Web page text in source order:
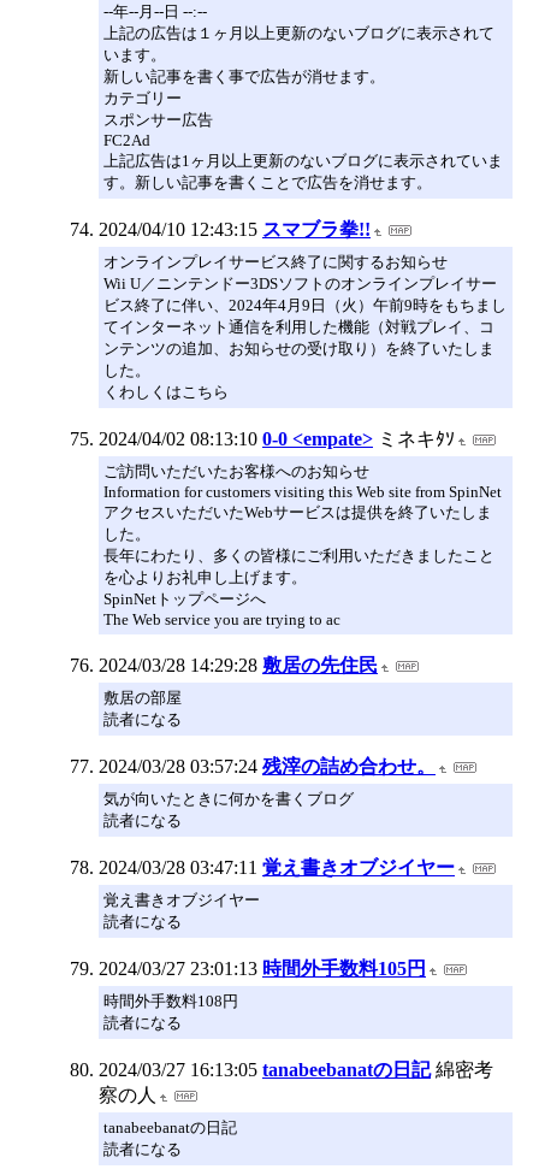
--年--月--日 --:--
上記の広告は１ヶ月以上更新のないブログに表示されて
います。
新しい記事を書く事で広告が消せます。
カテゴリー
スポンサー広告
FC2Ad
上記広告は1ヶ月以上更新のないブログに表示されていま
す。新しい記事を書くことで広告を消せます。
2024/04/10 12:43:15 スマブラ拳!!
オンラインプレイサービス終了に関するお知らせ
Wii U／ニンテンドー3DSソフトのオンラインプレイサー
ビス終了に伴い、2024年4月9日（火）午前9時をもちまし
てインターネット通信を利用した機能（対戦プレイ、コ
ンテンツの追加、お知らせの受け取り）を終了いたしま
した。
くわしくはこちら
2024/04/02 08:13:10 0-0 <empate> ミネキﾀｿ
ご訪問いただいたお客様へのお知らせ
Information for customers visiting this Web site from SpinNet
アクセスいただいたWebサービスは提供を終了いたしま
した。
長年にわたり、多くの皆様にご利用いただきましたこと
を心よりお礼申し上げます。
SpinNetトップページへ
The Web service you are trying to ac
2024/03/28 14:29:28 敷居の先住民
敷居の部屋
読者になる
2024/03/28 03:57:24 残滓の詰め合わせ。
気が向いたときに何かを書くブログ
読者になる
2024/03/28 03:47:11 覚え書きオブジイヤー
覚え書きオブジイヤー
読者になる
2024/03/27 23:01:13 時間外手数料105円
時間外手数料108円
読者になる
2024/03/27 16:13:05 tanabeebanatの日記 綿密考
察の人
tanabeebanatの日記
読者になる